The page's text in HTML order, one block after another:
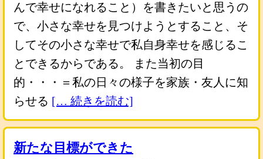
んで幸せになれること）を書きたいと思うの
で、小さな幸せを見つけようとすること、そ
してその小さな幸せで私自身幸せを感じるこ
とできるからである。 また当初の目
的・・・＝私の日々の様子を家族・友人に知
らせる [… 続きを読む]
新たな目標ができた